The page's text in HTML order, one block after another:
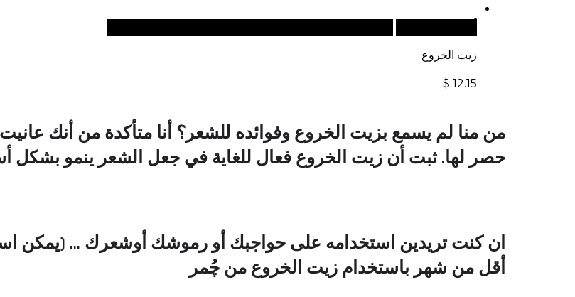
زيت الخروع
$ 12.15
من منا لم يسمع بزيت الخروع وفوائده للشعر؟ أنا متأكدة من أنك
حصر لها. ثبت أن زيت الخروع فعال للغاية في جعل الشعر ينمو بشكل
ان كنت تريدين استخدامه على حواجبك أو رموشك أوشعرك … (يمكن
أقل من شهر باستخدام زيت الخروع من چُمر